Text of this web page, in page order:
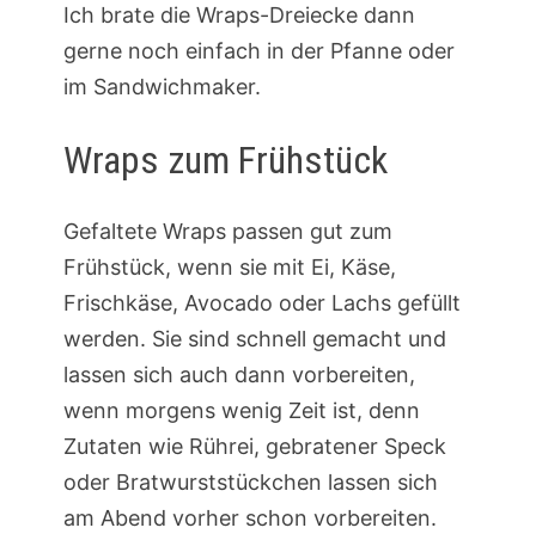
Ich brate die Wraps-Dreiecke dann
gerne noch einfach in der Pfanne oder
im Sandwichmaker.
Wraps zum Frühstück
Gefaltete Wraps passen gut zum
Frühstück, wenn sie mit Ei, Käse,
Frischkäse, Avocado oder Lachs gefüllt
werden. Sie sind schnell gemacht und
lassen sich auch dann vorbereiten,
wenn morgens wenig Zeit ist, denn
Zutaten wie Rührei, gebratener Speck
oder Bratwurststückchen lassen sich
am Abend vorher schon vorbereiten.